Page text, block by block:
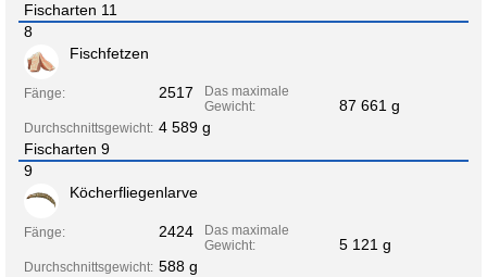
Fischarten 11
8
Fischfetzen
Fänge: 2517
Das maximale
Gewicht:
87 661 g
Durchschnittsgewicht: 4 589 g
Fischarten 9
9
Köcherfliegenlarve
Fänge: 2424
Das maximale
Gewicht:
5 121 g
Durchschnittsgewicht: 588 g